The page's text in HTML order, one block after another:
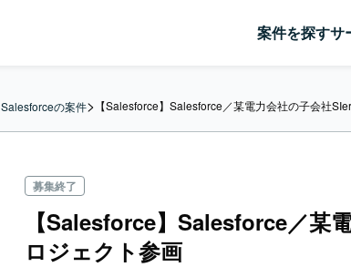
案件を探すサ
Salesforceの案件> 【Salesforce】Salesforce／某電力会社の子会社
募集終了
【Salesforce】Salesforce／某
ロジェクト参画